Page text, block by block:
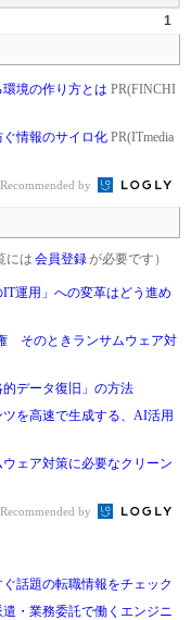
1
環境の作り方とは PR(FINCHI
情報のサイロ化 PR(ITmedia
Recommended by
には 会員登録が必要です）
運用」への変革はどう進め
そのときランサムウェア対
データ復旧」の方法
を高速で生成する、AI活用
ェア対策に必要なクリーン
Recommended by
話題の転職情報をチェック
・業務委託で働くエンジニ